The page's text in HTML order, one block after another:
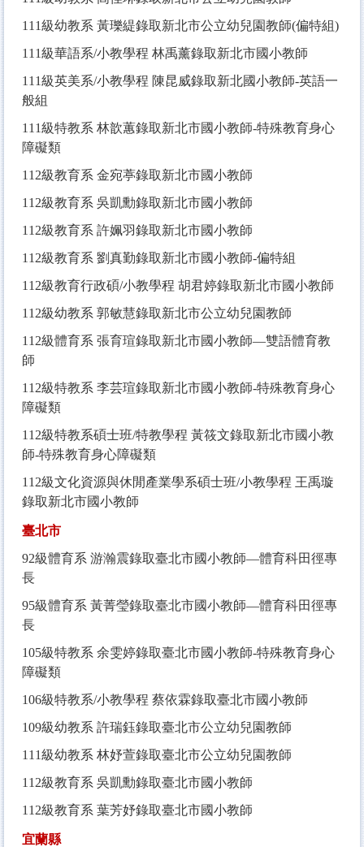
111級幼教系 黃瓅緹錄取新北市公立幼兒園教師(偏特組)
111級華語系/小教學程 林禹薰錄取新北市國小教師
111級英美系/小教學程 陳昆威錄取新北國小教師-英語一
般組
111級特教系 林歆蕙錄取新北市國小教師-特殊教育身心
障礙類
112級教育系 金宛葶錄取新北市國小教師
112級教育系 吳凱勳錄取新北市國小教師
112級教育系 許姵羽錄取新北市國小教師
112級教育系 劉真勤錄取新北市國小教師-偏特組
112級教育行政碩/小教學程 胡君婷錄取新北市國小教師
112級幼教系 郭敏慧錄取新北市公立幼兒園教師
112級體育系 張育瑄錄取新北市國小教師—雙語體育教
師
112級特教系 李芸瑄錄取新北市國小教師-特殊教育身心
障礙類
112級特教系碩士班/特教學程 黃筱文錄取新北市國小教
師-特殊教育身心障礙類
112級文化資源與休閒產業學系碩士班/小教學程 王禹璇
錄取新北市國小教師
臺北市
92級體育系 游瀚震錄取臺北市國小教師—體育科田徑專
長
95級體育系 黃菁瑩錄取臺北市國小教師—體育科田徑專
長
105級特教系 余雯婷錄取臺北市國小教師-特殊教育身心
障礙類
106級特教系/小教學程 蔡依霖錄取臺北市國小教師
109級幼教系 許瑞鈺錄取臺北市公立幼兒園教師
111級幼教系 林妤萱錄取臺北市公立幼兒園教師
112級教育系 吳凱勳錄取臺北市國小教師
112級教育系 葉芳妤錄取臺北市國小教師
宜蘭縣